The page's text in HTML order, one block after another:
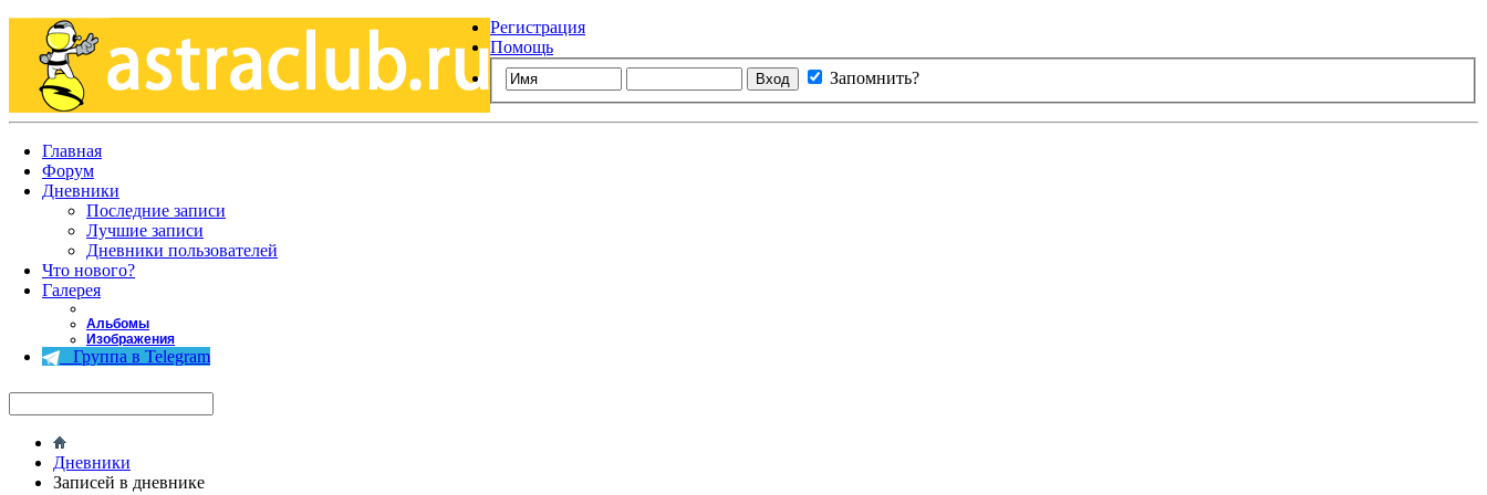
Регистрация
Помощь
Запомнить?
Главная
Форум
Дневники
Последние записи
Лучшие записи
Дневники пользователей
Что нового?
Галерея
Альбомы
Изображения
Группа в Telegram
Дневники
Записей в дневнике